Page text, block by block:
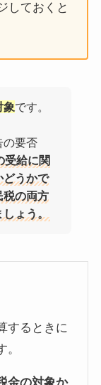
しておくと
象です。
の要否
受給に関
どうかで
税の両方
ょう。
するときに
。
金の対象か